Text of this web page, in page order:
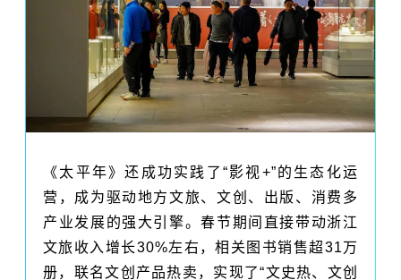
《太平年》还成功实践了“影视+”的生态化运
营，成为驱动地方文旅、文创、出版、消费多
产业发展的强大引擎。春节期间直接带动浙江
文旅收入增长30%左右，相关图书销售超31万
册，联名文创产品热卖，实现了“文史热、文创